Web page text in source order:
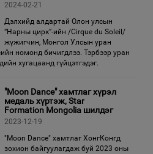
2024-02-21
Дэлхийд алдартай Олон улсын
“Нарны цирк”-ийн /Cirque du Soleil/
жүжигчин, Монгол Улсын уран
номонд бичигдлээ. Тэрбээр уран
хугацаанд гүйцэтгэдэг.
"Moon Dance" хамтлаг хүрэл
медаль хүртэж, Star
Formation Mongolia шилдэг
2023-12-19
"Moon Dance" хамтлаг ХонгКонгд
зохион байгуулагдаж буй 2023 оны